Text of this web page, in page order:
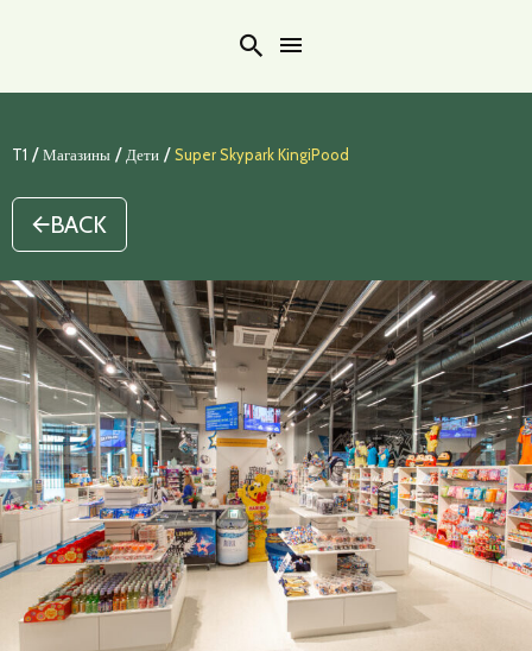
Search
T1 / Магазины / Дети / Super Skypark KingiPood
BACK